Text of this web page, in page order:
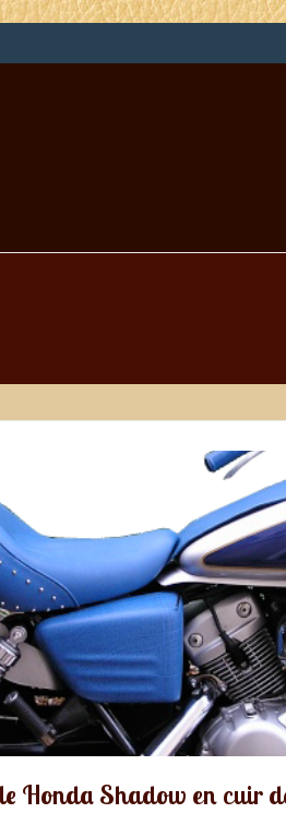
Honda Shadow en cuir